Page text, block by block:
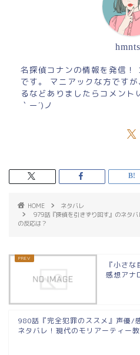
名探偵コナンの情報を発信！
です。 マニアックな方です
るなどありましたらコメント
｀ー´)ノ
HOME
ネタバレ
979話『探偵を引きずり回す』のネタ
の反応は？
『小さ
感想アナ
980話『完全犯罪のススメ』声優/
ネタバレ！現代のモリアーティー